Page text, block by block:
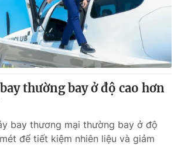
thường bay ở độ cao hơn
bay thương mại thường bay ở độ
để tiết kiệm nhiên liệu và giảm